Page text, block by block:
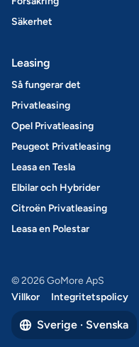
Säkerhet
Leasing
Så fungerar det
Privatleasing
Opel Privatleasing
Peugeot Privatleasing
Leasa en Tesla
Elbilar och Hybrider
Citroën Privatleasing
Leasa en Polestar
© 2026 GoMore ApS
Villkor
Integritetspolicy
Sverige · Svenska